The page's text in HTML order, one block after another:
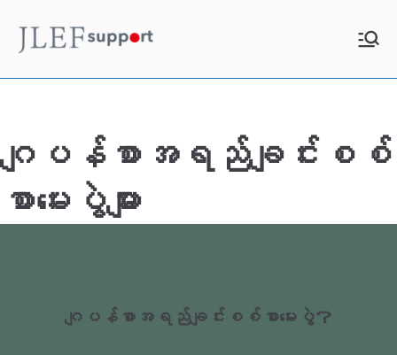
ဂျပန်စာအရည်ချင်းစစ်
စာမေးပွဲများ
ဂျပန်စာအရည်ချင်းစစ်စာမေးပွဲ？